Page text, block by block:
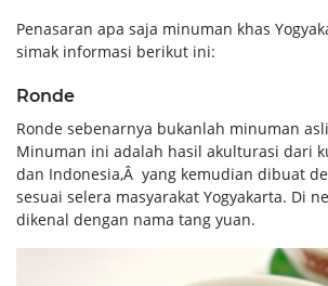
Penasaran apa saja minuman khas
simak informasi berikut ini:
Ronde
Ronde sebenarnya bukanlah minuman
Minuman ini adalah hasil akulturasi dari
dan Indonesia,Â yang kemudian dibuat
sesuai selera masyarakat Yogyakarta. Di
dikenal dengan nama tang yuan.